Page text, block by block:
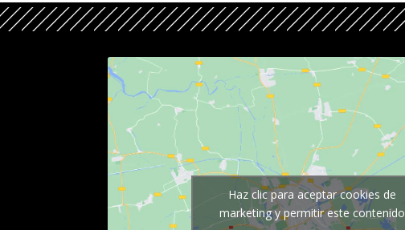
Haz clic para aceptar cookies de
marketing y permitir este contenido